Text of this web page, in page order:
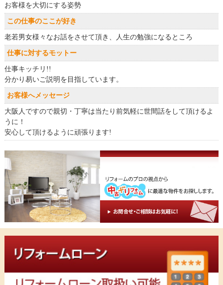
お客様を大切にする姿勢
この仕事のここが好き
老若男女様々なお話をさせて頂き、人生の勉強になるところ
仕事に対するモットー
仕事キッチリ!!
分かり易いご説明を目指しています。
お客様へメッセージ
大阪人ですので親切・丁寧は当たり前気軽に世間話をして頂けるよ
うに！
安心して頂けるように頑張ります!